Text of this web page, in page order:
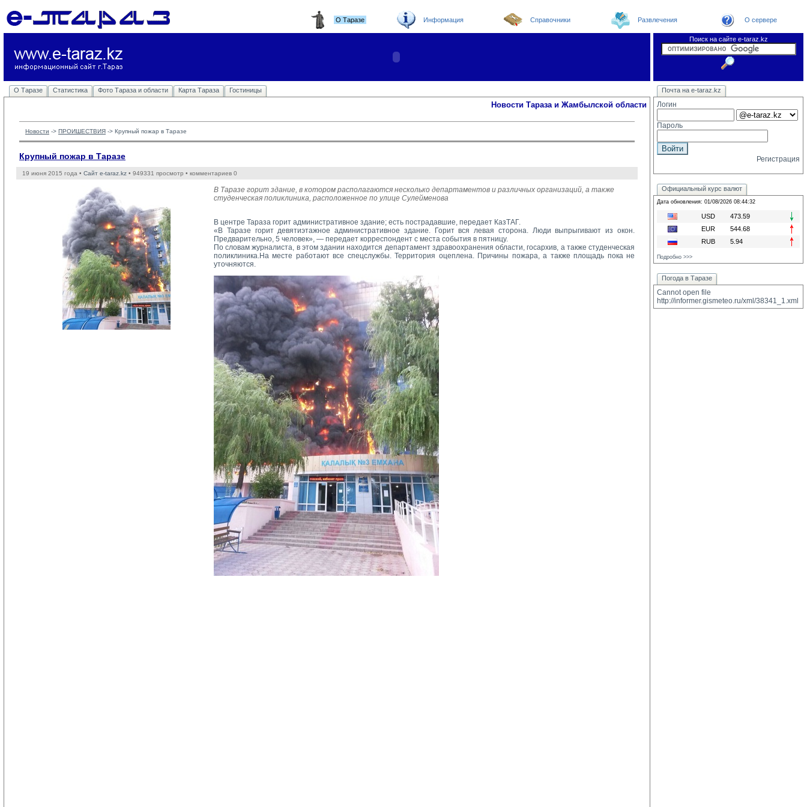
О Таразе Информация Справочники Развлечения О сервере
Поиск на сайте e-taraz.kz
О Таразе Статистика Фото Тараза и области Карта Тараза Гостиницы Новости Погода в Таразе
Телефоный справочник
Видеоконференция
Новости e-taraz
Новости Тараза и Жамбылской области
Новости -> ПРОИШЕСТВИЯ -> Крупный пожар в Таразе
Крупный пожар в Таразе
19 июня 2015 года • Сайт e-taraz.kz • 949331 просмотр • комментариев 0
В Таразе горит здание, в котором располагаются несколько департаментов и различных организаций, а также
студенческая поликлиника, расположенное по улице Сулейменова
В центре Тараза горит административное здание; есть пострадавшие, передает КазТАГ.
«В Таразе горит девятиэтажное административное здание. Горит вся левая сторона. Люди выпрыгивают из окон.
Предварительно, 5 человек», — передает корреспондент с места события в пятницу.
По словам журналиста, в этом здании находится департамент здравоохранения области, госархив, а также студенческая
поликлиника.На месте работают все спецслужбы. Территория оцеплена. Причины пожара, а также площадь пока не
уточняются.
Почта на e-taraz.kz
Логин
Пароль
Регистрация
Официальный курс валют
Дата обновления: 01/08/2026 08:44:32
USD
473.59
EUR
544.68
RUB
5.94
Подробно >>>
Погода в Таразе
Cannot open file
http://informer.gismeteo.ru/xml/38341_1.xml